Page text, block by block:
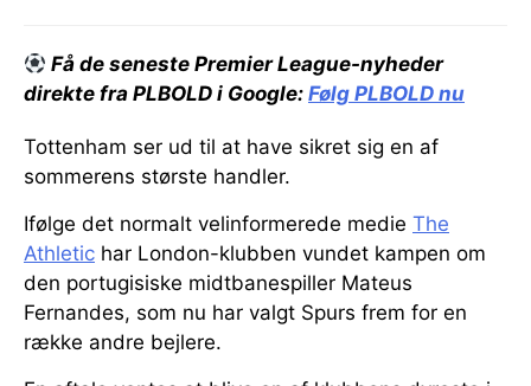
Få de seneste Premier League-nyheder
direkte fra PLBOLD i Google: Følg PLBOLD nu
Tottenham ser ud til at have sikret sig en af
sommerens største handler.
Ifølge det normalt velinformerede medie The
Athletic har London-klubben vundet kampen om
den portugisiske midtbanespiller Mateus
Fernandes, som nu har valgt Spurs frem for en
række andre bejlere.